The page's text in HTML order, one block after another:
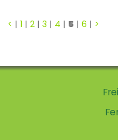
< | 1 | 2| 3 | 4 | 5 | 6 | >